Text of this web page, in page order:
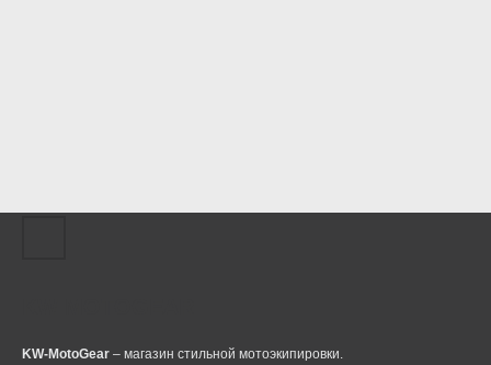
KW-MotoGear – магазин стильной мотоэкипировки.